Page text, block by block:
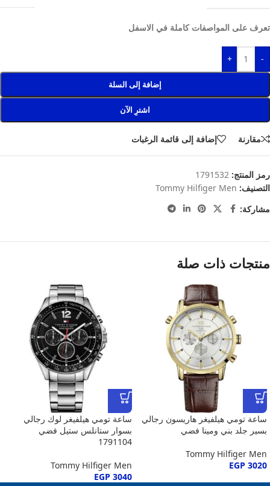
تعرف على المواصفات كاملة في الاسفل
-
+
إضافة إلى السلة
اشترِ الآن
مقارنة إضافة إلى قائمة الرغبات
رمز المنتج: 1791532
التصنيف: Tommy Hilfiger Men
مشاركة:
منتجات ذات صلة
ساعة تومي هيلفيغر هاريسون رجالي
بسير جلد بني ومينا فضي
Tommy Hilfiger Men
EGP 3020
ساعة تومي هيلفيغر لوك رجالي
بسوار ستانلس ستيل فضي
1791104
Tommy Hilfiger Men
EGP 3040